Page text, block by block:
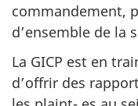
commandement,
d’ensemble de la
La GICP est en
d’offrir des